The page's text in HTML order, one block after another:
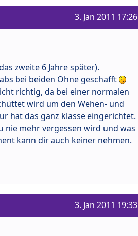
3. Jan 2011 17:26
zweite 6 Jahre später).
bei beiden Ohne geschafft
richtig, da bei einer normalen
wird um den Wehen- und
hat das ganz klasse eingerichtet.
nie mehr vergessen wird und was
kann dir auch keiner nehmen.
3. Jan 2011 19:33